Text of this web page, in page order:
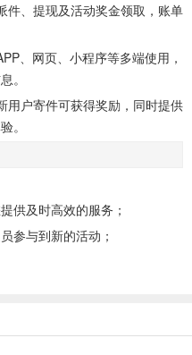
件、提现及活动奖金领取，账单
、网页、小程序等多端使用，
。
用户寄件可获得奖励，同时提供
。
供及时高效的服务；
参与到新的活动；